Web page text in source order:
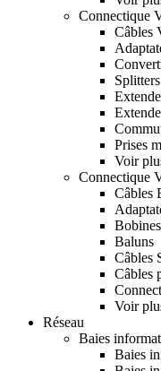
Connectique
Câbles
Prises
Voir
Connectique
Câbles
Baluns
Câbles
Câbles
Voir
Réseau
Baies
Baies